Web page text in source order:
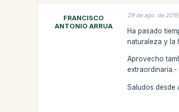
FRANCISCO
ANTONIO ARRUA
29 de ago. de
Ha pasado
naturaleza y la
Aprovecho
extraordinaria.-
Saludos desde